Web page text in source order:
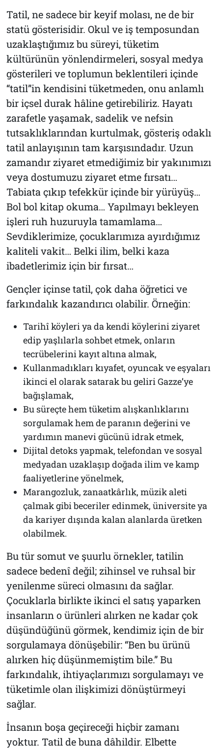
Tatil, ne sadece bir keyif molası, ne de bir
statü gösterisidir. Okul ve iş temposundan
uzaklaştığımız bu süreyi, tüketim
kültürünün yönlendirmeleri, sosyal medya
gösterileri ve toplumun beklentileri içinde
“tatil”in kendisini tüketmeden, onu anlamlı
bir içsel durak hâline getirebiliriz. Hayatı
zarafetle yaşamak, sadelik ve nefsin
tutsaklıklarından kurtulmak, gösteriş odaklı
tatil anlayışının tam karşısındadır. Uzun
zamandır ziyaret etmediğimiz bir yakınımızı
veya dostumuzu ziyaret etme fırsatı…
Tabiata çıkıp tefekkür içinde bir yürüyüş…
Bol bol kitap okuma… Yapılmayı bekleyen
işleri ruh huzuruyla tamamlama…
Sevdiklerimize, çocuklarımıza ayırdığımız
kaliteli vakit… Belki ilim, belki kaza
ibadetlerimiz için bir fırsat…
Gençler içinse tatil, çok daha öğretici ve
farkındalık kazandırıcı olabilir. Örneğin:
Tarihî köyleri ya da kendi köylerini ziyaret
edip yaşlılarla sohbet etmek, onların
tecrübelerini kayıt altına almak,
Kullanmadıkları kıyafet, oyuncak ve eşyaları
ikinci el olarak satarak bu geliri Gazze’ye
bağışlamak,
Bu süreçte hem tüketim alışkanlıklarını
sorgulamak hem de paranın değerini ve
yardımın manevi gücünü idrak etmek,
Dijital detoks yapmak, telefondan ve sosyal
medyadan uzaklaşıp doğada ilim ve kamp
faaliyetlerine yönelmek,
Marangozluk, zanaatkârlık, müzik aleti
çalmak gibi beceriler edinmek, üniversite ya
da kariyer dışında kalan alanlarda üretken
olabilmek.
Bu tür somut ve şuurlu örnekler, tatilin
sadece bedenî değil; zihinsel ve ruhsal bir
yenilenme süreci olmasını da sağlar.
Çocuklarla birlikte ikinci el satış yaparken
insanların o ürünleri alırken ne kadar çok
düşündüğünü görmek, kendimiz için de bir
sorgulamaya dönüşebilir: “Ben bu ürünü
alırken hiç düşünmemiştim bile.” Bu
farkındalık, ihtiyaçlarımızı sorgulamayı ve
tüketimle olan ilişkimizi dönüştürmeyi
sağlar.
İnsanın boşa geçireceği hiçbir zamanı
yoktur. Tatil de buna dâhildir. Elbette